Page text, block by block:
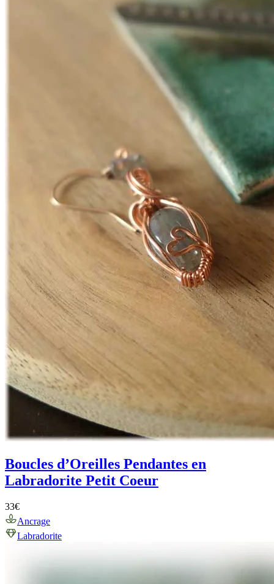
Boucles d’Oreilles Pendantes en
Labradorite Petit Coeur
33€
Ancrage
Labradorite